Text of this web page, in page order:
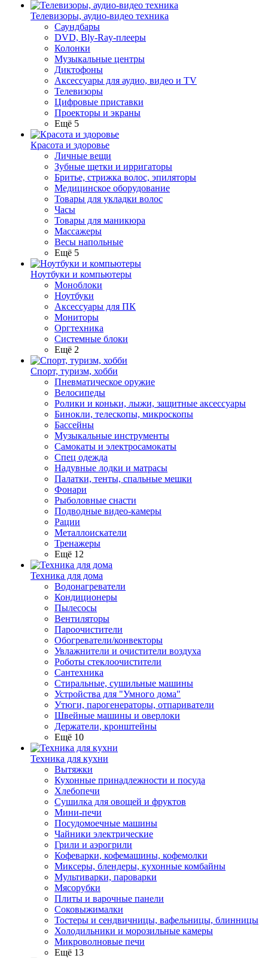
Телевизоры, аудио-видео техника
Саундбары
DVD, Bly-Ray-плееры
Колонки
Музыкальные центры
Диктофоны
Аксессуары для аудио, видео и TV
Телевизоры
Цифровые приставки
Проекторы и экраны
Ещё 5
Красота и здоровье
Личные вещи
Зубные щетки и ирригаторы
Бритье, стрижка волос, эпиляторы
Медицинское оборудование
Товары для укладки волос
Часы
Товары для маникюра
Массажеры
Весы напольные
Ещё 5
Ноутбуки и компьютеры
Моноблоки
Ноутбуки
Аксессуары для ПК
Мониторы
Оргтехника
Системные блоки
Ещё 2
Спорт, туризм, хобби
Пневматическое оружие
Велосипеды
Ролики и коньки, лыжи, защитные аксессуары
Бинокли, телескопы, микроскопы
Бассейны
Музыкальные инструменты
Самокаты и электросамокаты
Спец одежда
Надувные лодки и матрасы
Палатки, тенты, спальные мешки
Фонари
Рыболовные снасти
Подводные видео-камеры
Рации
Металлоискатели
Тренажеры
Ещё 12
Техника для дома
Водонагреватели
Кондиционеры
Пылесосы
Вентиляторы
Пароочистители
Обогреватели/конвекторы
Увлажнители и очистители воздуха
Роботы стеклоочистители
Сантехника
Стиральные, сушильные машины
Устройства для "Умного дома"
Утюги, парогенераторы, отпариватели
Швейные машины и оверлоки
Держатели, кронштейны
Ещё 10
Техника для кухни
Вытяжки
Кухонные принадлежности и посуда
Хлебопечи
Сушилка для овощей и фруктов
Мини-печи
Посудомоечные машины
Чайники электрические
Грили и аэрогрили
Кофеварки, кофемашины, кофемолки
Миксеры, блендеры, кухонные комбайны
Мультиварки, пароварки
Мясорубки
Плиты и варочные панели
Соковыжималки
Тостеры и сендвичницы, вафельницы, блинницы
Холодильники и морозильные камеры
Микроволновые печи
Ещё 13